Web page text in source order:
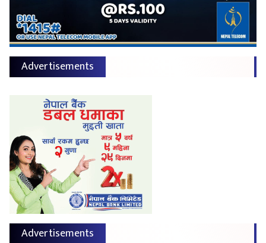
Advertisements
Advertisements